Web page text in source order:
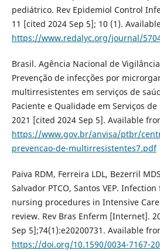
pediátrico. Rev Epidemiol Control
11 [cited 2024 Sep 5]; 10 (1).
https://www.redalyc.org/journal/
Brasil. Agência Nacional de
Prevenção de infecções por
multirresistentes em serviços de
Paciente e Qualidade em Serviços
2021 [cited 2024 Sep 5]. Available
https://www.gov.br/anvisa/ptbr/
prevencao-de-multirresistentes7.pdf
Paiva RDM, Ferreira LDL, Bezerril
Salvador PTCO, Santos VEP.
nursing procedures in Intensive
review. Rev Bras Enferm [Internet].
Sep 5];74(1):e20200731. Available
https://doi.org/10.1590/0034-7167-